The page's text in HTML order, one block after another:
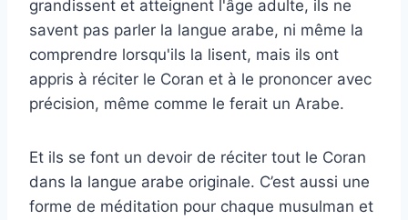
grandissent et atteignent l'âge adulte, ils ne
savent pas parler la langue arabe, ni même la
comprendre lorsqu'ils la lisent, mais ils ont
appris à réciter le Coran et à le prononcer avec
précision, même comme le ferait un Arabe.
Et ils se font un devoir de réciter tout le Coran
dans la langue arabe originale. C’est aussi une
forme de méditation pour chaque musulman et